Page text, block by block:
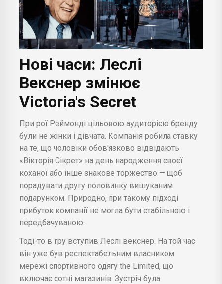
Нові часи: Леслі
Векснер змінює
Victoria's Secret
При рої Реймонді цільовою аудиторією бренду
були не жінки і дівчата. Компанія робила ставку
на те, що чоловіки обов'язково відвідають
«Вікторія Сікрет» на день народження своєї
коханої або інше знакове торжество — щоб
порадувати другу половинку вишуканим
подарунком. Природно, при такому підході
прибуток компанії не могла бути стабільною і
передбачуваною.
Тоді-то в гру вступив Леслі векснер. На той час
він уже був респектабельним власником
мережі спортивного одягу the Limited, що
включає сотні магазинів. Зустріч була